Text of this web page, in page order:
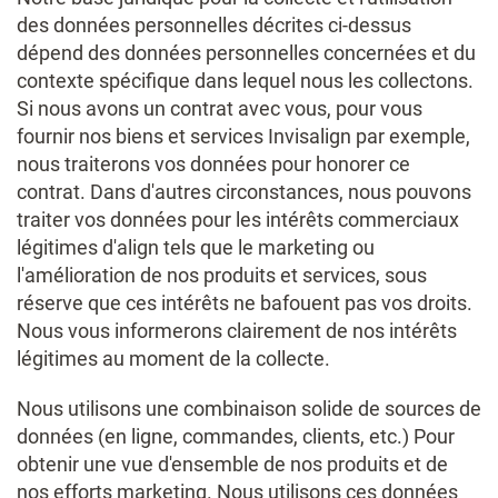
des données personnelles décrites ci-dessus
dépend des données personnelles concernées et du
contexte spécifique dans lequel nous les collectons.
Si nous avons un contrat avec vous, pour vous
fournir nos biens et services Invisalign par exemple,
nous traiterons vos données pour honorer ce
contrat. Dans d'autres circonstances, nous pouvons
traiter vos données pour les intérêts commerciaux
légitimes d'align tels que le marketing ou
l'amélioration de nos produits et services, sous
réserve que ces intérêts ne bafouent pas vos droits.
Nous vous informerons clairement de nos intérêts
légitimes au moment de la collecte.
Nous utilisons une combinaison solide de sources de
données (en ligne, commandes, clients, etc.) Pour
obtenir une vue d'ensemble de nos produits et de
nos efforts marketing. Nous utilisons ces données